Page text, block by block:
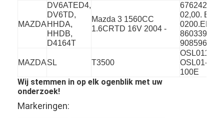
MAZDA
DV6ATED4,
DV6TD,
HHDA,
HHDB,
D4164T
Mazda 3 1560CC
1.6CRTD 16V 2004 -
676242,
02,00. EH
0200.EH
8603391
908596
MAZDASL T3500
OSL01-10-
100E
Wij stemmen in op elk ogenblik met uw
onderzoek!
Markeringen: